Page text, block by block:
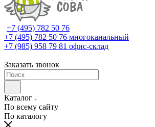
+7 (495) 782 50 76
+7 (495) 782 50 76 многоканальный
+7 (985) 958 79 81 офис-склад
Заказать звонок
Каталог
По всему сайту
По каталогу